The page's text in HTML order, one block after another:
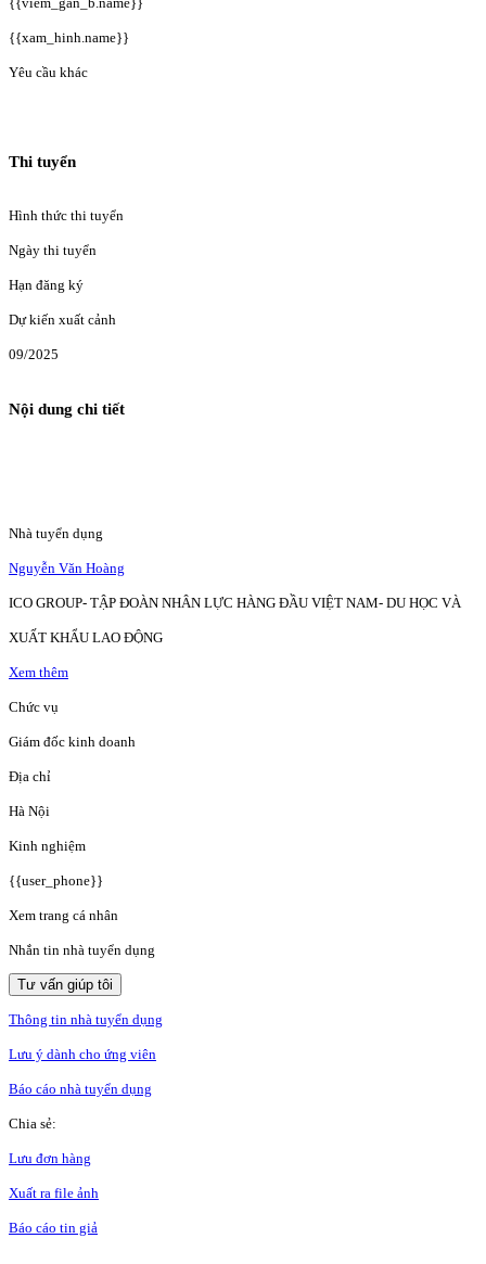
{{xam_hinh.name}}
Yêu cầu khác
Thi tuyển
Hình thức thi tuyển
Ngày thi tuyển
Hạn đăng ký
Dự kiến xuất cảnh
09/2025
Nội dung chi tiết
Nhà tuyển dụng
Nguyễn Văn Hoàng
ICO GROUP- TẬP ĐOÀN NHÂN LỰC HÀNG ĐẦU VIỆT NAM- DU HỌC VÀ
XUẤT KHẨU LAO ĐỘNG
Xem thêm
Chức vụ
Giám đốc kinh doanh
Địa chỉ
Hà Nội
Kinh nghiệm
{{user_phone}}
Xem trang cá nhân
Nhắn tin nhà tuyển dụng
Tư vấn giúp tôi
Thông tin nhà tuyển dụng
Lưu ý dành cho ứng viên
Báo cáo nhà tuyển dụng
Chia sẻ:
Lưu đơn hàng
Xuất ra file ảnh
Báo cáo tin giả